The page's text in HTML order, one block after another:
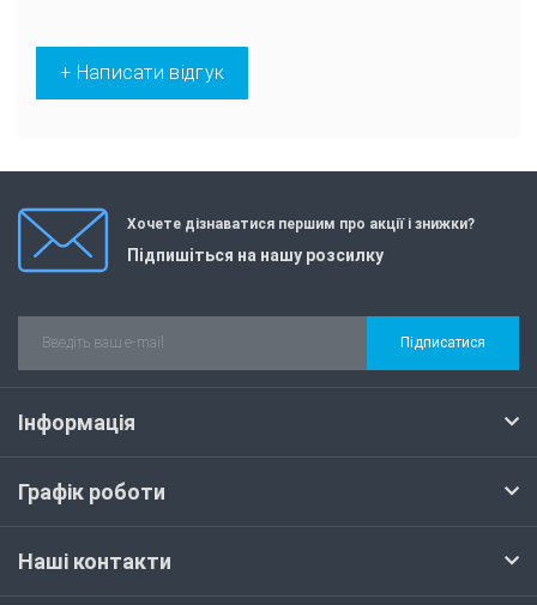
+ Написати відгук
Хочете дізнаватися першим про акції і знижки?
Підпишіться на нашу розсилку
Підписатися
Інформація
Графік роботи
Наші контакти